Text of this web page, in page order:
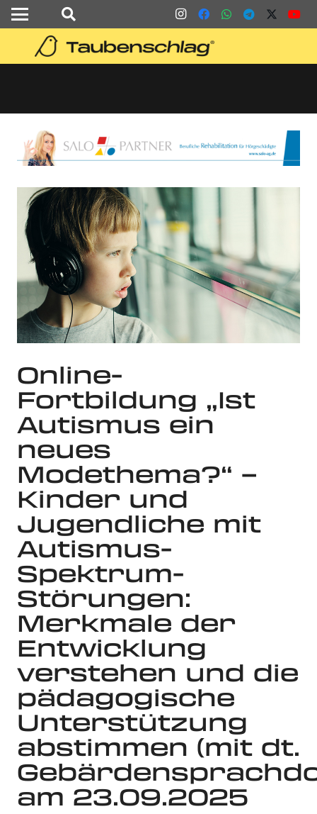
Online-
Fortbildung „Ist
Autismus ein
neues
Modethema?“ –
Kinder und
Jugendliche mit
Autismus-
Spektrum-
Störungen:
Merkmale der
Entwicklung
verstehen und die
pädagogische
Unterstützung
abstimmen (mit dt.
am 23.09.2025